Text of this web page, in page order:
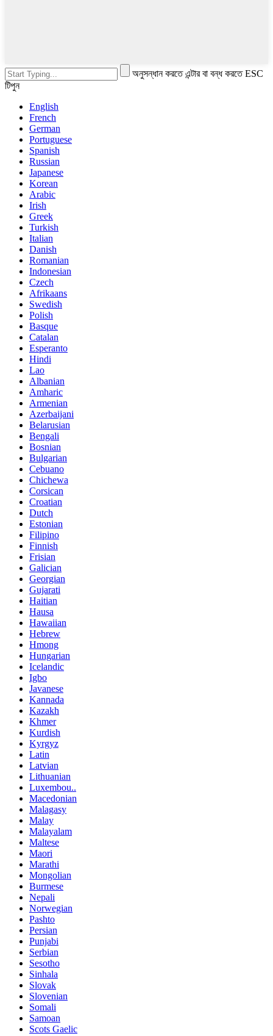
অনুসন্ধান করতে এন্টার বা বন্ধ করতে ESC
টিপুন
English
French
German
Portuguese
Spanish
Russian
Japanese
Korean
Arabic
Irish
Greek
Turkish
Italian
Danish
Romanian
Indonesian
Czech
Afrikaans
Swedish
Polish
Basque
Catalan
Esperanto
Hindi
Lao
Albanian
Amharic
Armenian
Azerbaijani
Belarusian
Bengali
Bosnian
Bulgarian
Cebuano
Chichewa
Corsican
Croatian
Dutch
Estonian
Filipino
Finnish
Frisian
Galician
Georgian
Gujarati
Haitian
Hausa
Hawaiian
Hebrew
Hmong
Hungarian
Icelandic
Igbo
Javanese
Kannada
Kazakh
Khmer
Kurdish
Kyrgyz
Latin
Latvian
Lithuanian
Luxembou..
Macedonian
Malagasy
Malay
Malayalam
Maltese
Maori
Marathi
Mongolian
Burmese
Nepali
Norwegian
Pashto
Persian
Punjabi
Serbian
Sesotho
Sinhala
Slovak
Slovenian
Somali
Samoan
Scots Gaelic